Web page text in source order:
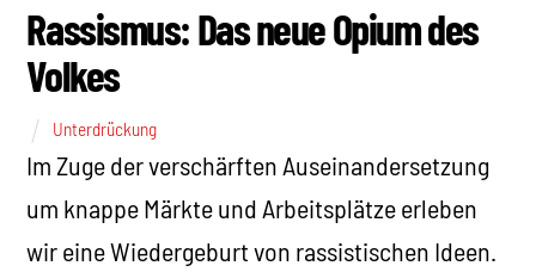
Rassismus: Das neue Opium des
Volkes
Unterdrückung
Im Zuge der verschärften Auseinandersetzung
um knappe Märkte und Arbeitsplätze erleben
wir eine Wiedergeburt von rassistischen Ideen.